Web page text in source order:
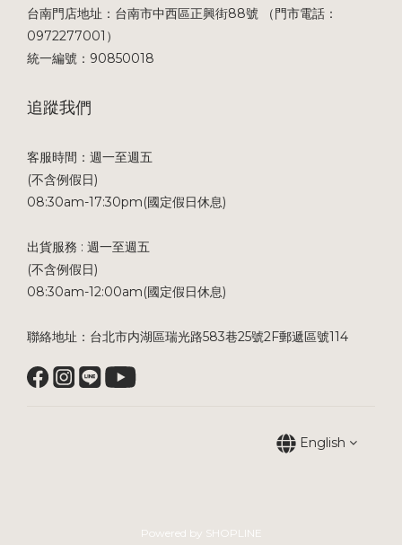
台南門店地址：台南市中西區正興街88號 （門市電話：
0972277001）
統一編號：90850018
追蹤我們
客服時間：週一至週五
(不含例假日)
08:30am-17:30pm(國定假日休息)
出貨服務 : 週一至週五
(不含例假日)
08:30am-12:00am(國定假日休息)
聯絡地址：台北市内湖區瑞光路583巷25號2F郵遞區號114
English
Powered by SHOPLINE